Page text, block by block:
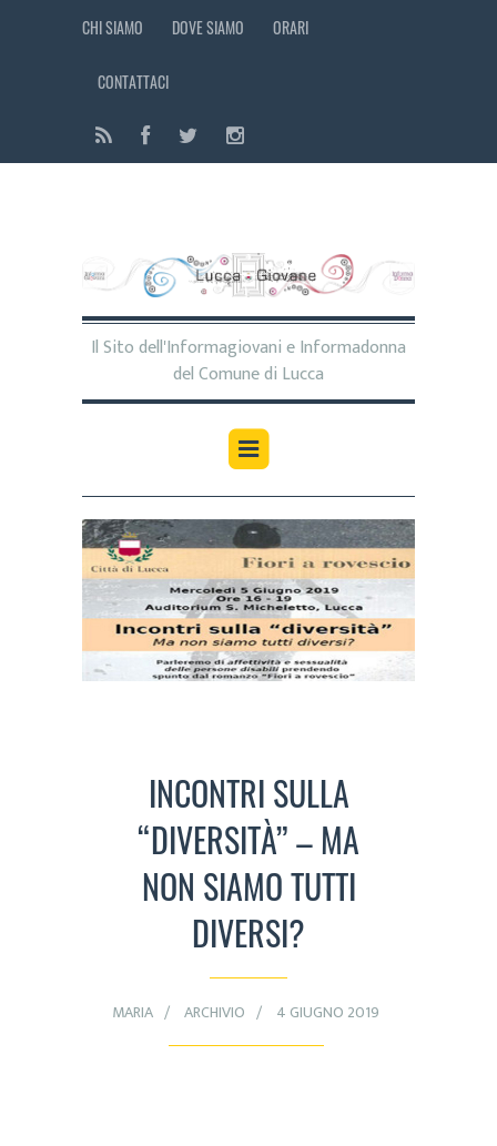
CHI SIAMO DOVE SIAMO ORARI
CONTATTACI
Il Sito dell'Informagiovani e Informadonna
del Comune di Lucca
INCONTRI SULLA
“DIVERSITÀ” – MA
NON SIAMO TUTTI
DIVERSI?
MARIA ARCHIVIO 4 GIUGNO 2019